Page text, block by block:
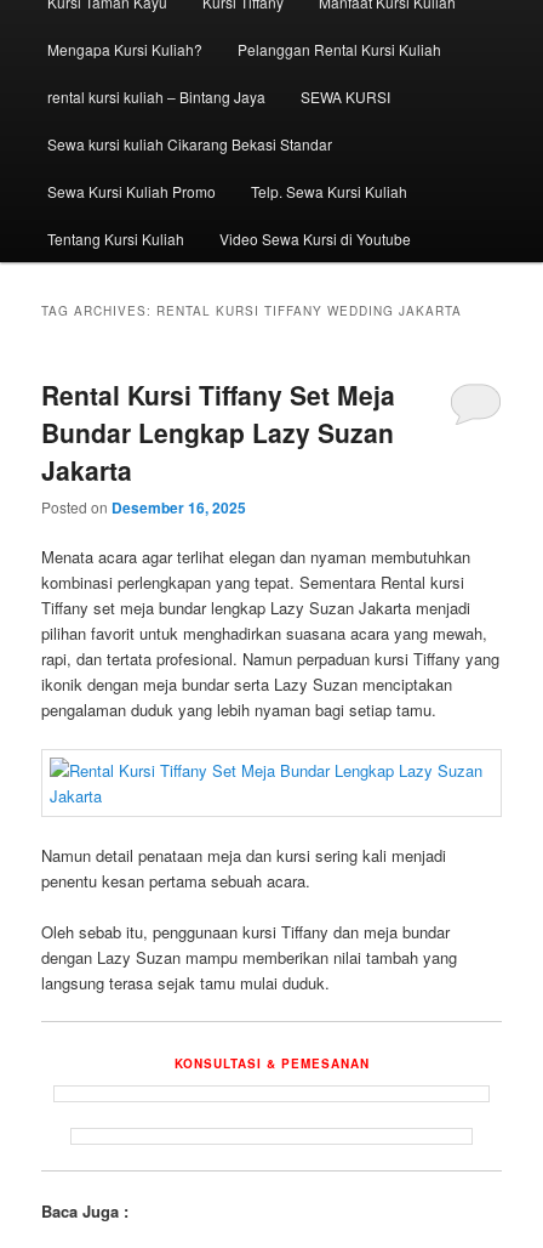
Mengapa Kursi Kuliah? Pelanggan Rental Kursi Kuliah
rental kursi kuliah – Bintang Jaya SEWA KURSI
Sewa kursi kuliah Cikarang Bekasi Standar
Sewa Kursi Kuliah Promo Telp. Sewa Kursi Kuliah
Tentang Kursi Kuliah Video Sewa Kursi di Youtube
TAG ARCHIVES: RENTAL KURSI TIFFANY WEDDING JAKARTA
Rental Kursi Tiffany Set Meja
Bundar Lengkap Lazy Suzan
Jakarta
Posted on Desember 16, 2025
Menata acara agar terlihat elegan dan nyaman membutuhkan
kombinasi perlengkapan yang tepat. Sementara Rental kursi
Tiffany set meja bundar lengkap Lazy Suzan Jakarta menjadi
pilihan favorit untuk menghadirkan suasana acara yang mewah,
rapi, dan tertata profesional. Namun perpaduan kursi Tiffany yang
ikonik dengan meja bundar serta Lazy Suzan menciptakan
pengalaman duduk yang lebih nyaman bagi setiap tamu.
Namun detail penataan meja dan kursi sering kali menjadi
penentu kesan pertama sebuah acara.
Oleh sebab itu, penggunaan kursi Tiffany dan meja bundar
dengan Lazy Suzan mampu memberikan nilai tambah yang
langsung terasa sejak tamu mulai duduk.
KONSULTASI & PEMESANAN
Baca Juga :